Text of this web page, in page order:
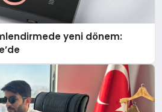
yeni dönem: